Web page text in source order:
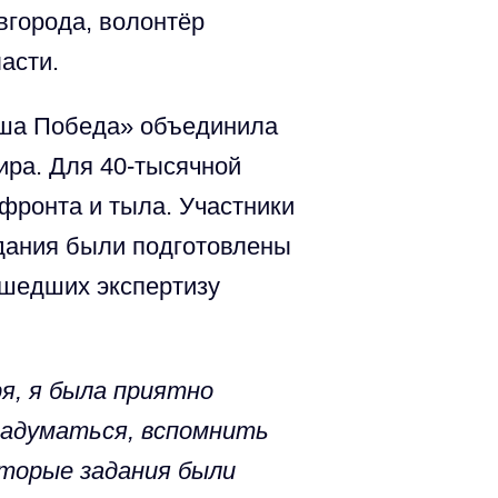
волонтёр
Победа» объединила
Для 40-тысячной
и тыла. Участники
были подготовлены
экспертизу
я была приятно
вспомнить
задания были